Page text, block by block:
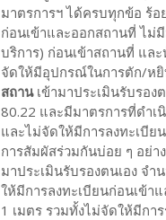
มาตรการฯ ได้ครบทุกข้อ ร้
ก่อนเข้าและออกสถานที่ ไม่
บริการ) ก่อนเข้าสถานที่ แล
จัดให้มีอุปกรณ์ในการตัก/หยิ
สถานเข้ามาประเมินรับรอง
80.22 และมีมาตรการที่ดำเ
และไม่จัดให้มีการลงทะเบี
การสัมผัสร่วมกันบ่อย ๆ อย่า
มาประเมินรับรองตนเอง จ
ให้มีการลงทะเบียนก่อนเข้า
1 เมตร รวมทั้งไม่จัดให้มีกา